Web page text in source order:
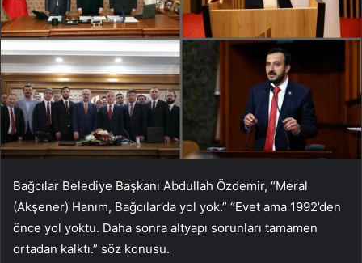
Bağcılar Belediye Başkanı Abdullah Özdemir, “Meral
(Akşener) Hanım, Bağcılar’da yol yok.” “Evet ama 1992’den
önce yol yoktu. Daha sonra altyapı sorunları tamamen
ortadan kalktı.” söz konusu.